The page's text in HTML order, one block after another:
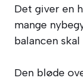
Det giver en
mange
balancen
Den bløde